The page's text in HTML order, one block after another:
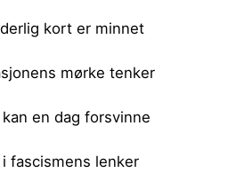
kort er minnet
mørke tenker
en dag forsvinne
fascismens lenker